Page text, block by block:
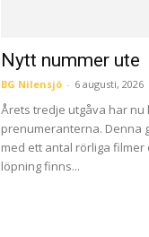
Nytt nummer ute
BG Nilensjö - 6 augusti, 2026
Årets tredje utgåva har nu
prenumeranterna. Denna
med ett antal rörliga filmer
löpning finns...